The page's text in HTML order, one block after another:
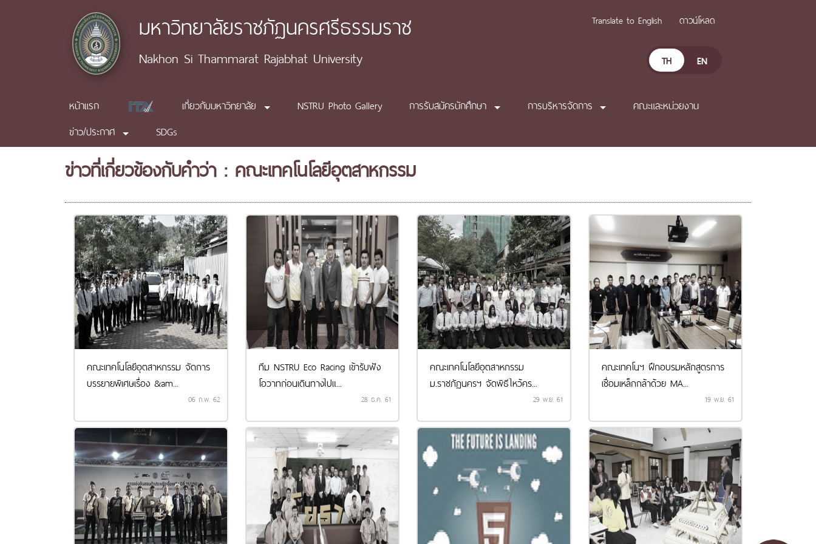
มหาวิทยาลัยราชภัฏนครศรีธรรมราช
Nakhon Si Thammarat Rajabhat University
Translate to English ดาวน์โหลด
TH EN
หน้าแรก เกี่ยวกับมหาวิทยาลัย NSTRU Photo Gallery การรับสมัครนักศึกษา การบริหารจัดการ
คณะและหน่วยงาน
ข่าว/ประกาศ
SDGs
ข่าวที่เกี่ยวข้องกับคำว่า : คณะเทคโนโลยีอุตสาหกรรม
คณะเทคโนโลยีอุตสาหกรรม จัดการ
บรรยายพิเศษเรื่อง &am...
06 ก.พ. 62
ทีม NSTRU Eco Racing เข้ารับฟัง
โอวาทก่อนเดินทางไปแ...
28 ธ.ค. 61
คณะเทคโนโลยีอุตสาหกรรม
ม.ราชภัฏนครฯ จัดพิธีไหว้คร...
29 พ.ย. 61
คณะเทคโนฯ ฝึกอบรมหลักสูตรการ
เชื่อมเหล็กกล้าด้วย MA...
19 พ.ย. 61